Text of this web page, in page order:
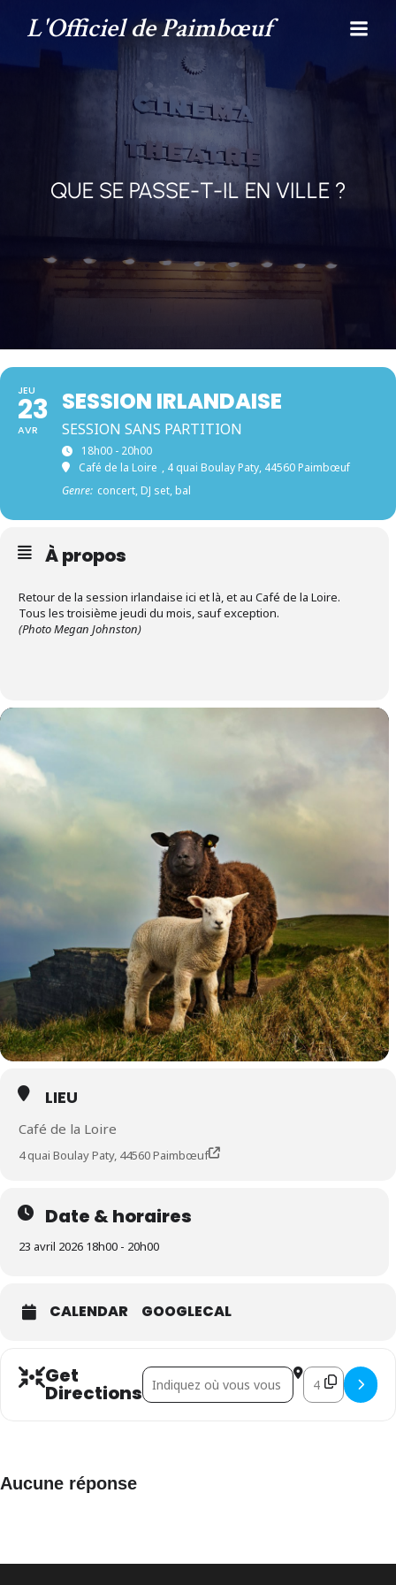
L'Officiel de Paimbœuf
QUE SE PASSE-T-IL EN VILLE ?
JEU
23
AVR
SESSION IRLANDAISE
SESSION SANS PARTITION
18h00 - 20h00
Café de la Loire , 4 quai Boulay Paty, 44560 Paimbœuf
Genre: concert, DJ set, bal
À propos
Retour de la session irlandaise ici et là, et au Café de la Loire.
Tous les troisième jeudi du mois, sauf exception.
(Photo Megan Johnston)
LIEU
Café de la Loire
4 quai Boulay Paty, 44560 Paimbœuf
Date & horaires
23 avril 2026 18h00 - 20h00
CALENDAR GOOGLECAL
Get
Directions
Address - Session irlandaise []Destination
Aucune réponse